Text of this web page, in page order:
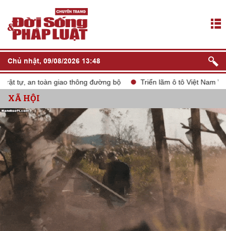
Chủ nhật, 09/08/2026 13:48
toàn giao thông đường bộ Triển lãm ô tô Việt Nam VMS 2024
XÃ HỘI